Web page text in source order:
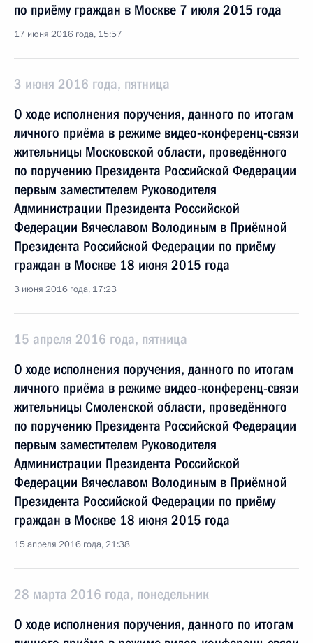
по приёму граждан в Москве 7 июля 2015 года
17 июня 2016 года, 15:57
3 июня 2016 года, пятница
О ходе исполнения поручения, данного по итогам
личного приёма в режиме видео-конференц-связи
жительницы Московской области, проведённого
по поручению Президента Российской Федерации
первым заместителем Руководителя
Администрации Президента Российской
Федерации Вячеславом Володиным в Приёмной
Президента Российской Федерации по приёму
граждан в Москве 18 июня 2015 года
3 июня 2016 года, 17:23
15 апреля 2016 года, пятница
О ходе исполнения поручения, данного по итогам
личного приёма в режиме видео-конференц-связи
жительницы Смоленской области, проведённого
по поручению Президента Российской Федерации
первым заместителем Руководителя
Администрации Президента Российской
Федерации Вячеславом Володиным в Приёмной
Президента Российской Федерации по приёму
граждан в Москве 18 июня 2015 года
15 апреля 2016 года, 21:38
28 марта 2016 года, понедельник
О ходе исполнения поручения, данного по итогам